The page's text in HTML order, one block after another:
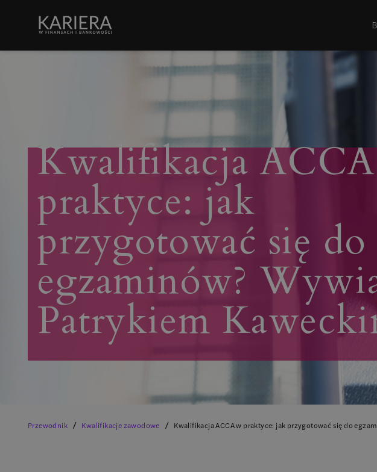
Kwalifikacja
praktyce: jak
przygotować się do
egzaminów?
Patrykiem
Przewodnik / Kwalifikacje zawodowe / Kwalifikacja ACCA w praktyce: jak przygotować się do